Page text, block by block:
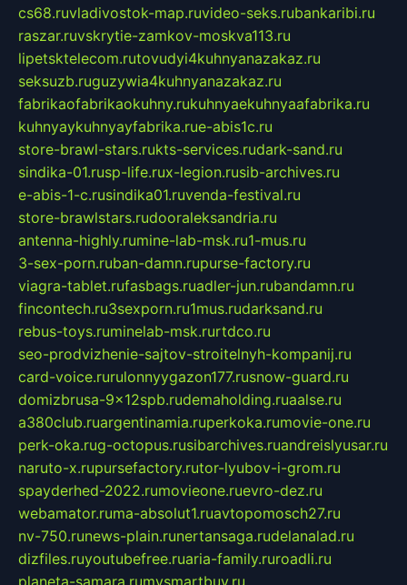
cs68.ruvladivostok-map.ruvideo-seks.rubankaribi.ru
raszar.ruvskrytie-zamkov-moskva113.ru
lipetsktelecom.rutovudyi4kuhnyanazakaz.ru
seksuzb.ruguzywia4kuhnyanazakaz.ru
fabrikaofabrikaokuhny.rukuhnyaekuhnyaafabrika.ru
kuhnyaykuhnyayfabrika.rue-abis1c.ru
store-brawl-stars.rukts-services.rudark-sand.ru
sindika-01.rusp-life.rux-legion.rusib-archives.ru
e-abis-1-c.rusindika01.ruvenda-festival.ru
store-brawlstars.rudooraleksandria.ru
antenna-highly.rumine-lab-msk.ru1-mus.ru
3-sex-porn.ruban-damn.rupurse-factory.ru
viagra-tablet.rufasbags.ruadler-jun.rubandamn.ru
fincontech.ru3sexporn.ru1mus.rudarksand.ru
rebus-toys.ruminelab-msk.rurtdco.ru
seo-prodvizhenie-sajtov-stroitelnyh-kompanij.ru
card-voice.rurulonnyygazon177.rusnow-guard.ru
domizbrusa-9x12spb.rudemaholding.ruaalse.ru
a380club.ruargentinamia.ruperkoka.rumovie-one.ru
perk-oka.rug-octopus.rusibarchives.ruandreislyusar.ru
naruto-x.rupursefactory.rutor-lyubov-i-grom.ru
spayderhed-2022.rumovieone.ruevro-dez.ru
webamator.ruma-absolut1.ruavtopomosch27.ru
nv-750.runews-plain.runertansaga.rudelanalad.ru
dizfiles.ruyoutubefree.ruaria-family.ruroadli.ru
planeta-samara.rumysmartbuy.ru